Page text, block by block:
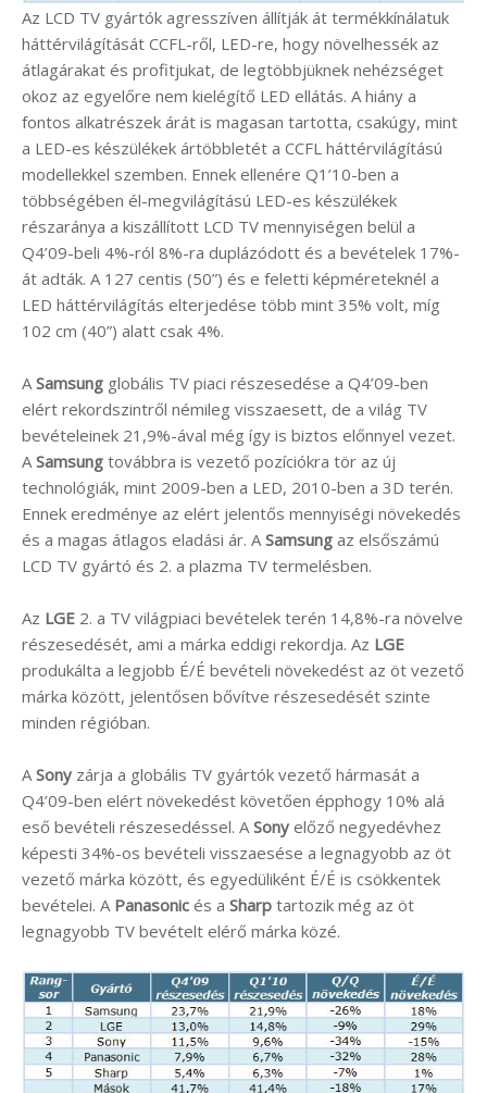
Az LCD TV gyártók agresszíven állítják át termékkínálatuk
háttérvilágítását CCFL-ről, LED-re, hogy növelhessék az
átlagárakat és profitjukat, de legtöbbjüknek nehézséget
okoz az egyelőre nem kielégítő LED ellátás. A hiány a
fontos alkatrészek árát is magasan tartotta, csakúgy, mint
a LED-es készülékek ártöbbletét a CCFL háttérvilágítású
modellekkel szemben. Ennek ellenére Q1’10-ben a
többségében él-megvilágítású LED-es készülékek
részaránya a kiszállított LCD TV mennyiségen belül a
Q4’09-beli 4%-ról 8%-ra duplázódott és a bevételek 17%-
át adták. A 127 centis (50”) és e feletti képméreteknél a
LED háttérvilágítás elterjedése több mint 35% volt, míg
102 cm (40”) alatt csak 4%.
A Samsung globális TV piaci részesedése a Q4’09-ben
elért rekordszintről némileg visszaesett, de a világ TV
bevételeinek 21,9%-ával még így is biztos előnnyel vezet.
A Samsung továbbra is vezető pozíciókra tör az új
technológiák, mint 2009-ben a LED, 2010-ben a 3D terén.
Ennek eredménye az elért jelentős mennyiségi növekedés
és a magas átlagos eladási ár. A Samsung az elsőszámú
LCD TV gyártó és 2. a plazma TV termelésben.
Az LGE 2. a TV világpiaci bevételek terén 14,8%-ra növelve
részesedését, ami a márka eddigi rekordja. Az LGE
produkálta a legjobb É/É bevételi növekedést az öt vezető
márka között, jelentősen bővítve részesedését szinte
minden régióban.
A Sony zárja a globális TV gyártók vezető hármasát a
Q4’09-ben elért növekedést követően épphogy 10% alá
eső bevételi részesedéssel. A Sony előző negyedévhez
képesti 34%-os bevételi visszaesése a legnagyobb az öt
vezető márka között, és egyedüliként É/É is csökkentek
bevételei. A Panasonic és a Sharp tartozik még az öt
legnagyobb TV bevételt elérő márka közé.